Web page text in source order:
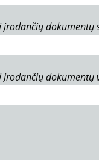
įrodančių dokumentų
įrodančių dokumentų